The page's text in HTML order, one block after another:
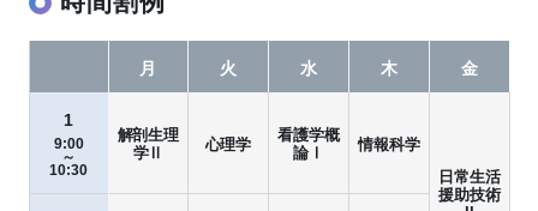
月 火 水 木 金
1
9:00
～
10:30
解剖生理
学Ⅱ
心理学
看護学概
論Ⅰ
情報科学
日常生活
援助技術